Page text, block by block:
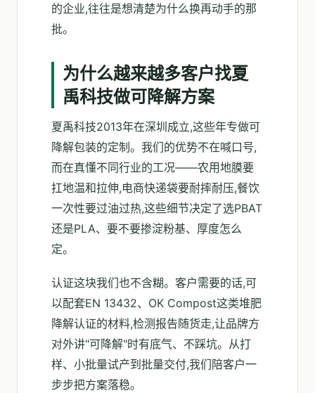
的企业,往往是想清楚为什么换再动手的那
批。
为什么越来越多客户找夏
禹科技做可降解方案
夏禹科技2013年在深圳成立,这些年专做可
降解包装的定制。我们的优势不在喊口号,
而在真懂不同行业的工况——农用地膜要
扛地温和拉伸,电商快递袋要耐摔耐压,餐饮
一次性要过油过热,这些细节决定了选PBAT
还是PLA、要不要掺淀粉基、厚度怎么
定。
认证这块我们也不含糊。客户需要的话,可
以配套EN 13432、OK Compost这类堆肥
降解认证的材料,检测报告随货走,让品牌方
对外讲"可降解"时有底气、不踩坑。从打
样、小批量试产到批量交付,我们陪客户一
步步把方案落稳。